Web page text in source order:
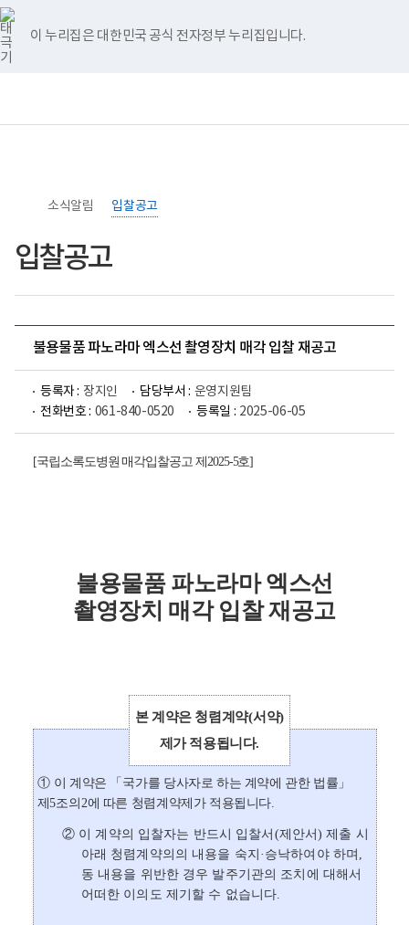
이 누리집은 대한민국 공식 전자정부 누리집입니다.
너
비
767px
이
하
록
원
로
검
메
홈
>
소식알림
>
입찰공고
입찰공고
불용물품 파노라마 엑스선 촬영장치 매각 입찰 재공고
등록자 : 장지인 담당부서 : 운영지원팀
전화번호 : 061-840-0520 등록일 : 2025-06-05
[국립소록도병원 매각입찰공고 제 2025-5호]
불용물품 파노라마 엑스선
촬영장치 매각 입찰 재공고
본 계약은 청렴계약(서약)
제가 적용됩니다.
① 이 계약은 「 국가를 당사자로 하는 계약에 관한 법률 」
제5조의 2에 따른 청렴계약제가 적용됩니다.
② 이 계약의 입찰자는 반드시 입찰서 (제안서)제출 시
아래 청렴계약의 의 내용을 숙지 · 승낙하여야 하며 ,
동 내용을 위반한 경우 발주기관의 조치에 대해서
어떠한 이의도 제기할 수 없습니다.